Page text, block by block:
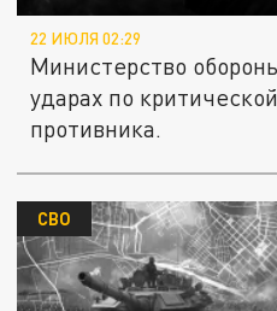
22 ИЮЛЯ 02:29
Министерство
ударах по
противника.
СВО